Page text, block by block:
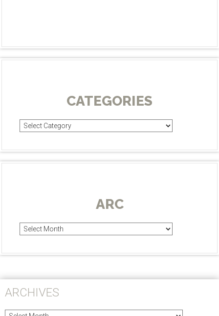
CATEGORIES
Categories
ARC
Arc
ARCHIVES
Archives